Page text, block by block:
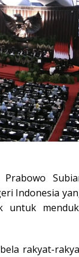
Indonesia
untuk
rakyat-